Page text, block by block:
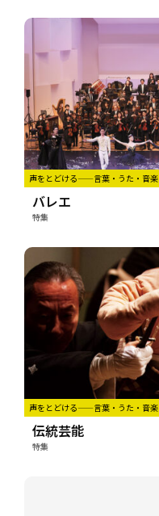
声をとどける——言葉・うた・音楽
バレエ
特集
声をとどける——言葉・うた・音楽
伝統芸能
特集